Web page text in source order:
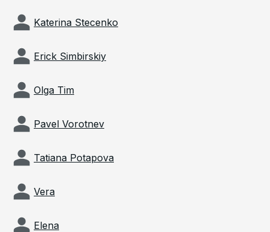
Katerina Stecenko
Erick Simbirskiy
Olga Tim
Pavel Vorotnev
Tatiana Potapova
Vera
Elena